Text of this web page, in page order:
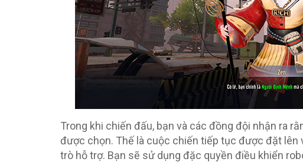
Trong khi chiến đấu, bạn và các đồng đội nhận ra
được chọn. Thế là cuộc chiến tiếp tục được đặt lên
trò hỗ trợ. Bạn sẽ sử dụng đặc quyền điều khiển